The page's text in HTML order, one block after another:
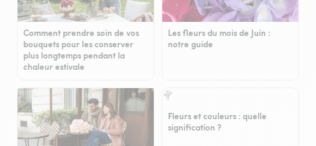
Comment prendre soin de vos
bouquets pour les conserver
plus longtemps pendant la
chaleur estivale
Les fleurs du mois de Juin :
notre guide
Fleurs et couleurs : quelle
signification ?